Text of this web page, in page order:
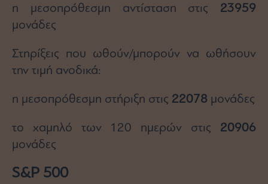
η μεσοπρόθεσμη αντίσταση στις 23959
μονάδες
Στηρίξεις που ωθούν/μπορούν να ωθήσουν
την τιμή ανοδικά:
η μεσοπρόθεσμη στήριξη στις 22078 μονάδες
το χαμηλό των 120 ημερών στις 20906
μονάδες
S&P 500